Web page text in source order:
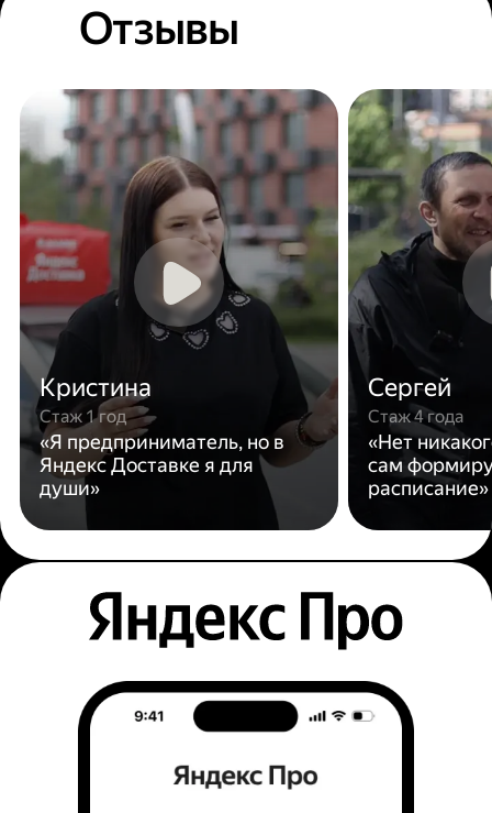
Отзывы
Кристина
Стаж 1 год
«Я предприниматель, но в
Яндекс Доставке я для
души»
Сергей
Стаж 4 года
«Нет
сам
расписание»